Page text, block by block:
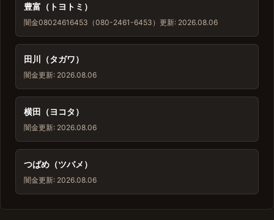
豊富（トヨトミ）
闇金08024616453（080-2461-6453） 更新: 2026.08.06
田川（タガワ）
闇金更新: 2026.08.06
横田（ヨコタ）
闇金更新: 2026.08.06
つばめ（ツバメ）
闇金更新: 2026.08.06